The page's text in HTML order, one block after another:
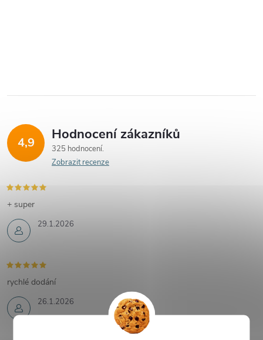
4,9 Hodnocení zákazníků
325 hodnocení
Zobrazit recenze
29.1.2026
+ super
26.1.2026
rychlé dodání